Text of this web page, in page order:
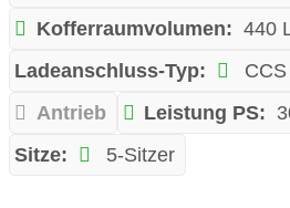
Kofferraumvolumen: 440
Ladeanschluss-Typ:
Antrieb
Leistung PS:
Sitze:
5-Sitzer